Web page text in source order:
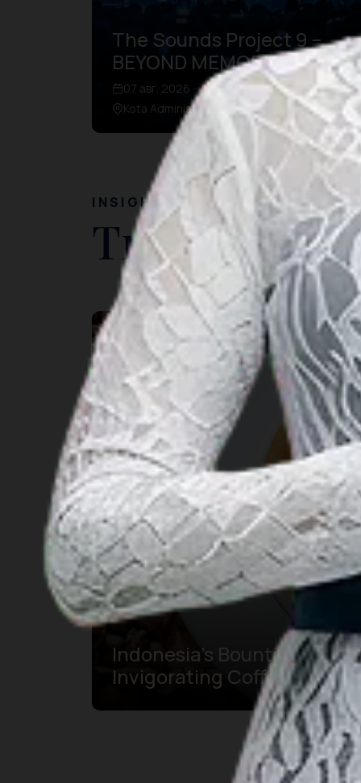
The Sounds Project 9 –
BEYOND MEMORIES
07 авг. 2026 – 09 авг. 2026
Kota Administrasi Jakarta Utara, DKI Jakarta
INSIGHT
Travel Ideas
Indonesia’s Bountiful
Invigorating Coffee